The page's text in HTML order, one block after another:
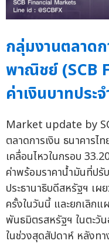
กลุ่มงานตลาดก
พาณิชย์ (SCB
ค่าเงินบาทประ
Market update by
ตลาดการเงิน ธนาคารไ
เคลื่อนไหวในกรอบ
ค่าพร้อมราคาน้ำมันที่ป
ประธานาธิบดีสหรัฐฯ เผ
ครั้งในวันนี้ และยกเลิก
พันธมิตรสหรัฐฯ ในตะวั
ในช่วงสุดสัปดาห์ หลังท